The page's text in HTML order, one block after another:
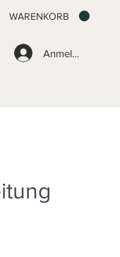
Anmelden
WARENKORB